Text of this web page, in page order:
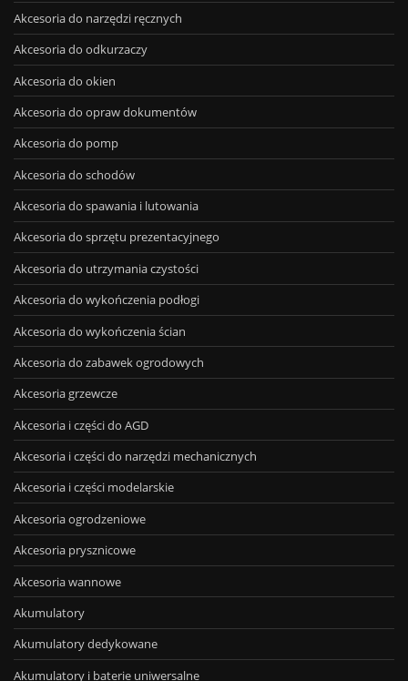
Akcesoria do narzędzi ręcznych
Akcesoria do odkurzaczy
Akcesoria do okien
Akcesoria do opraw dokumentów
Akcesoria do pomp
Akcesoria do schodów
Akcesoria do spawania i lutowania
Akcesoria do sprzętu prezentacyjnego
Akcesoria do utrzymania czystości
Akcesoria do wykończenia podłogi
Akcesoria do wykończenia ścian
Akcesoria do zabawek ogrodowych
Akcesoria grzewcze
Akcesoria i części do AGD
Akcesoria i części do narzędzi mechanicznych
Akcesoria i części modelarskie
Akcesoria ogrodzeniowe
Akcesoria prysznicowe
Akcesoria wannowe
Akumulatory
Akumulatory dedykowane
Akumulatory i baterie uniwersalne